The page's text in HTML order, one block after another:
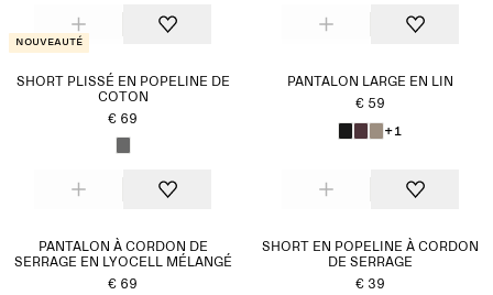
Nouveauté
SHORT PLISSÉ EN POPELINE DE
COTON
€ 69
PANTALON LARGE EN LIN
€ 59
+1
PANTALON À CORDON DE
SERRAGE EN LYOCELL MÉLANGÉ
€ 69
SHORT EN POPELINE À CORDON
DE SERRAGE
€ 39